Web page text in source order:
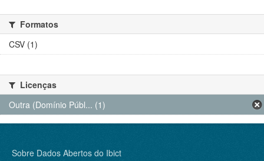
Formatos
CSV (1)
Licenças
Outra (Domínio Públ... (1)
Sobre Dados Abertos do Ibict